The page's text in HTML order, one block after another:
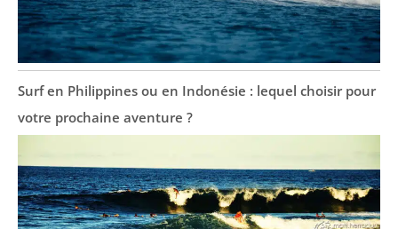
Surf en Philippines ou en Indonésie : lequel choisir pour
votre prochaine aventure ?